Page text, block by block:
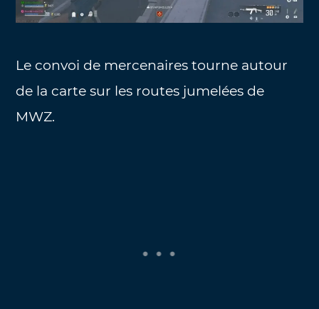
Le convoi de mercenaires tourne autour
de la carte sur les routes jumelées de
MWZ.